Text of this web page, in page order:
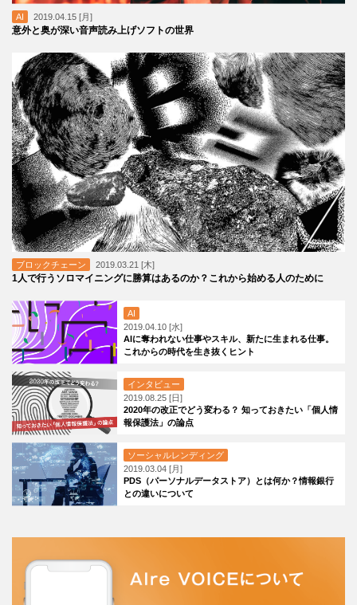
AI 2019.04.15 [月]
意外と奥が深い音声読み上げソフトの世界
ブロックチェーン 2019.03.21 [木]
1人で行うソロマイニングに勝算はあるのか？これから始める人のために
AI
2019.04.10 [水]
AIに奪われない仕事やスキル、新たに生まれる仕事。
これからの時代を生き抜くヒント
インタビュー
2019.08.25 [日]
2020年の改正でどう変わる？ 知っておきたい「個人情
報保護法」の論点
ソーシャルレンディング
2019.03.04 [月]
PDS（パーソナルデータストア）とは何か？情報銀行
との違いについて